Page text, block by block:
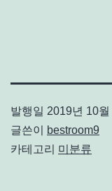
발행일 2019년 10월
글쓴이
bestroom9
카테고리 미분류